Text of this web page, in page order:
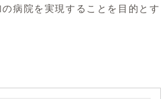
病院を実現することを目的とす